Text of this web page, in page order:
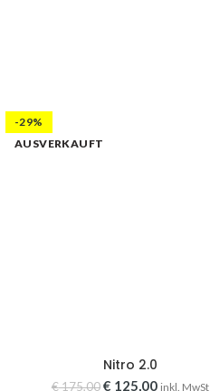
-29%
AUSVERKAUFT
Nitro 2.0
€175,00 Ursprünglicher
€ 125,00Aktueller
inkl. MwSt